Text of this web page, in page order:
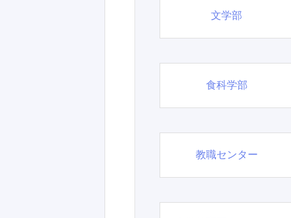
文学部
食科学部
教職センター